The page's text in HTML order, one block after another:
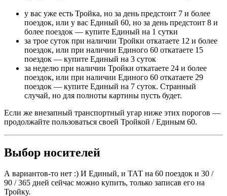
у вас уже есть Тройка, но за день предстоит 7 и более
поездок, или у вас Единый 60, но за день предстоит 8 и
более поездок — купите Единый на 1 сутки
за трое суток при наличии Тройки откатаете 12 и более
поездок, или при наличии Единого 60 откатаете 15
поездок — купите Единый на 3 суток
за неделю при наличии Тройки откатаете 24 и более
поездок, или при наличии Единого 60 откатаете 29
поездок — купите Единый на 7 суток. Странный
случай, но для полноты картины пусть будет.
Если же внезапный транспортный угар ниже этих порогов —
продолжайте пользоваться своей Тройкой / Единым 60.
Выбор носителей
А вариантов-то нет :) И Единый, и ТАТ на 60 поездок и 30 /
90 / 365 дней сейчас можно купить, только записав его на
Тройку.